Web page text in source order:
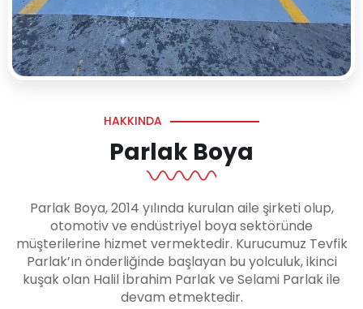
HAKKINDA
Parlak Boya
Parlak Boya, 2014 yılında kurulan aile şirketi olup,
otomotiv ve endüstriyel boya sektöründe
müşterilerine hizmet vermektedir. Kurucumuz Tevfik
Parlak’ın önderliğinde başlayan bu yolculuk, ikinci
kuşak olan Halil İbrahim Parlak ve Selami Parlak ile
devam etmektedir.